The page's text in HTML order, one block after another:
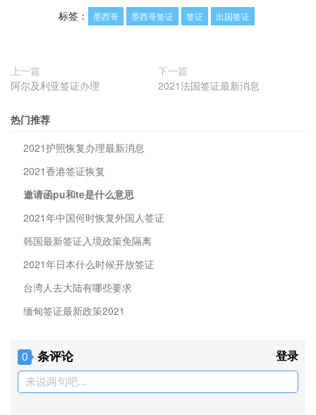
标签： 墨西哥 墨西哥签证 签证 出国签证
上一篇
阿尔及利亚签证办理
下一篇
2021法国签证最新消息
热门推荐
2021护照恢复办理最新消息
2021香港签证恢复
邀请函pu和te是什么意思
2021年中国何时恢复外国人签证
韩国最新签证入境政策免隔离
2021年日本什么时候开放签证
台湾人去大陆有哪些要求
缅甸签证最新政策2021
0 条评论 登录
来说两句吧...